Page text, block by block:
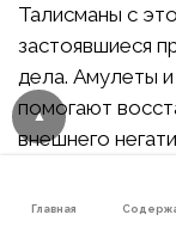
Талисманы с
застоявшиеся
дела. Амулеты
помогают
внешнего
Главная